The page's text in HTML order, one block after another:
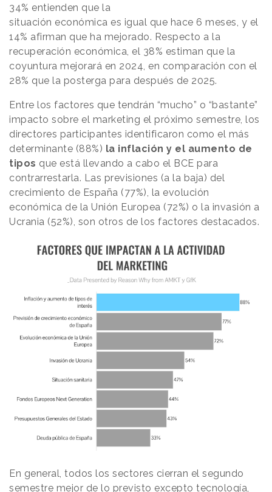
34% entienden que la
situación económica es igual que hace 6 meses, y el
14% afirman que ha mejorado. Respecto a la
recuperación económica, el 38% estiman que la
coyuntura mejorará en 2024, en comparación con el
28% que la posterga para después de 2025.
Entre los factores que tendrán “mucho” o “bastante”
impacto sobre el marketing el próximo semestre, los
directores participantes identificaron como el más
determinante (88%) la inflación y el aumento de
tipos que está llevando a cabo el BCE para
contrarrestarla. Las previsiones (a la baja) del
crecimiento de España (77%), la evolución
económica de la Unión Europea (72%) o la invasión a
Ucrania (52%), son otros de los factores destacados.
En general, todos los sectores cierran el segundo
semestre mejor de lo previsto excepto tecnología,